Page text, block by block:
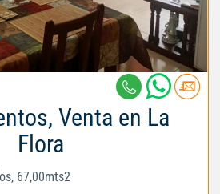
Venta en La
Flora
67,00mts2